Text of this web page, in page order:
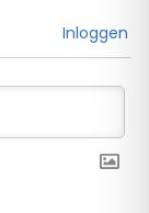
Inloggen